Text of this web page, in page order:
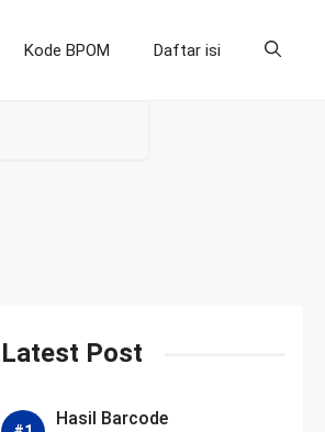
Kode BPOM Daftar isi
Latest Post
Hasil Barcode